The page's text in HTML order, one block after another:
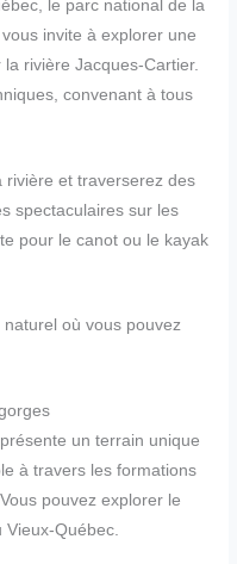
le parc national de la
invite à explorer une
rivière Jacques-Cartier.
convenant à tous
rivière et traverserez des
spectaculaires sur les
pour le canot ou le kayak
où vous pouvez
un terrain unique
à travers les formations
pouvez explorer le
Vieux-Québec.